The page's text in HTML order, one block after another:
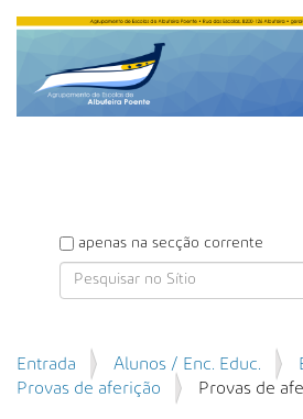
P
e
i
s
apenas na secção corrente
P
e
Entrada Alunos / Enc. Educ.
Provas de aferição
Provas de